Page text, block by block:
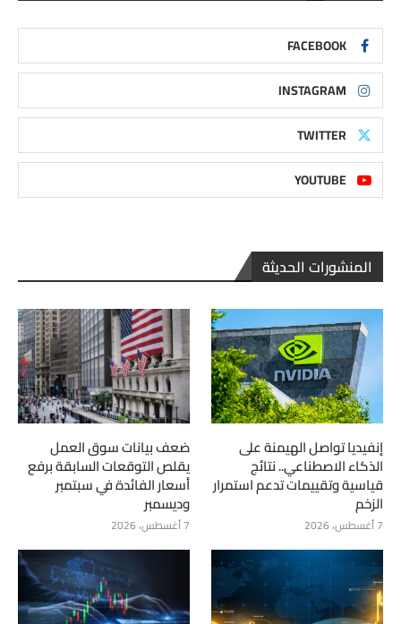
FACEBOOK
INSTAGRAM
TWITTER
YOUTUBE
المنشورات الحديثة
إنفيديا تواصل الهيمنة على
الذكاء الاصطناعي.. نتائج
قياسية وتقييمات تدعم استمرار
الزخم
7 أغسطس، 2026
ضعف بيانات سوق العمل
يقلص التوقعات السابقة برفع
أسعار الفائدة في سبتمبر
وديسمبر
7 أغسطس، 2026